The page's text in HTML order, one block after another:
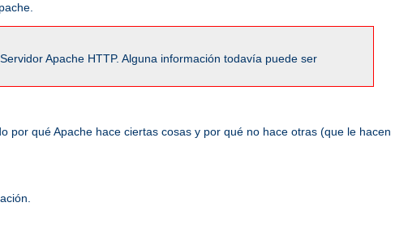
Apache HTTP. Alguna información todavía puede ser
qué Apache hace ciertas cosas y por qué no hace otras (que le hacen